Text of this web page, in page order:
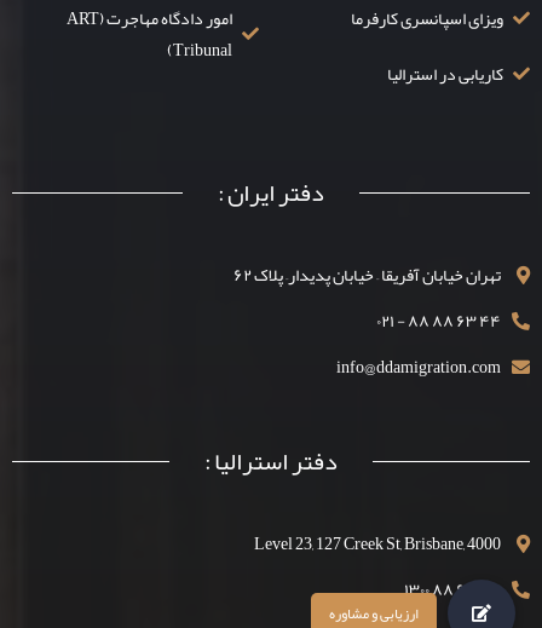
ویزای اسپانسری کارفرما
کاریابی در استرالیا
امور دادگاه مهاجرت (ART
Tribunal)
دفتر ایران :
تهران خیابان آفریقا – خیابان پدیدار– پلاک ۶۲
۴۴ ۶۳ ۸۸ ۸۸ - ۰۲۱
info@ddamigration.com
دفتر استرالیا :
Level 23, 127 Creek St, Brisbane, 4000
۴۴ ۶۳ ۸۸ ۱۳۰۰